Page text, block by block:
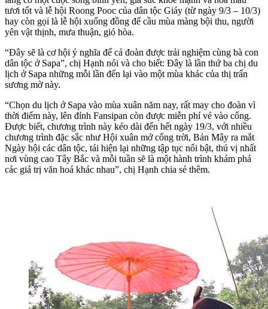
tươi tốt và lễ hội Roong Pooc của dân tộc Giáy (từ ngày 9/3 – 10/3)
hay còn gọi là lễ hội xuống đồng để cầu mùa màng bội thu, người
yên vật thịnh, mưa thuận, gió hòa.
“Đây sẽ là cơ hội ý nghĩa để cả đoàn được trải nghiệm cùng bà con
dân tộc ở Sapa”, chị Hạnh nói và cho biết: Đây là lần thứ ba chị du
lịch ở Sapa những mỗi lần đến lại vào một mùa khác của thị trấn
sương mờ này.
“Chọn du lịch ở Sapa vào mùa xuân năm nay, rất may cho đoàn vì
thời điểm này, lên đỉnh Fansipan còn được miễn phí vé vào cổng.
Được biết, chương trình này kéo dài đến hết ngày 19/3, với nhiều
chương trình đặc sắc như Hội xuân mở cổng trời, Bản Mây ra mắt
Ngày hội các dân tộc, tái hiện lại những tập tục nổi bật, thú vị nhất
nơi vùng cao Tây Bắc và mỗi tuần sẽ là một hành trình khám phá
các giá trị văn hoá khác nhau”, chị Hạnh chia sẻ thêm.